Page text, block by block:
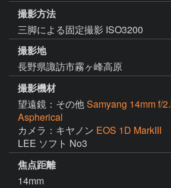
撮影方法
三脚による固定撮影 ISO3200
撮影地
長野県諏訪市霧ヶ峰高原
撮影機材
望遠鏡：その他Samyang 14mm f/
Aspherical
カメラ：キヤノン EOS 1D MarkIII
LEE ソフト No3
焦点距離
14mm